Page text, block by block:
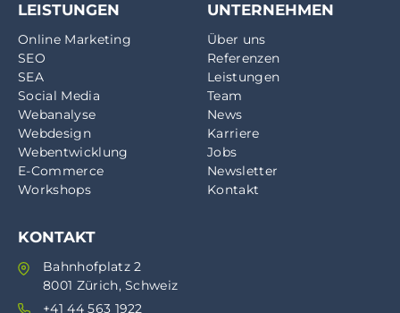
LEISTUNGEN
Online Marketing
SEO
SEA
Social Media
Webanalyse
Webdesign
Webentwicklung
E-Commerce
Workshops
UNTERNEHMEN
Über uns
Referenzen
Leistungen
Team
News
Karriere
Jobs
Newsletter
Kontakt
KONTAKT
Bahnhofplatz 2
8001 Zürich, Schweiz
+41 44 563 1922